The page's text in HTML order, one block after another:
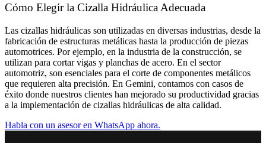
Cómo Elegir la Cizalla Hidráulica Adecuada
Las cizallas hidráulicas son utilizadas en diversas industrias, desde la
fabricación de estructuras metálicas hasta la producción de piezas
automotrices. Por ejemplo, en la industria de la construcción, se
utilizan para cortar vigas y planchas de acero. En el sector
automotriz, son esenciales para el corte de componentes metálicos
que requieren alta precisión. En Gemini, contamos con casos de
éxito donde nuestros clientes han mejorado su productividad gracias
a la implementación de cizallas hidráulicas de alta calidad.
Habla con un asesor en WhatsApp ahora.